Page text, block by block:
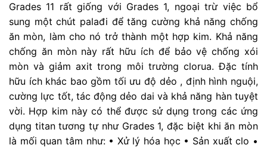
Grades 11 rất giống với Grades 1, ngoại trừ việc bổ
sung một chút palađi để tăng cường khả năng chống
ăn mòn, làm cho nó trở thành một hợp kim. Khả năng
chống ăn mòn này rất hữu ích để bảo vệ chống xói
mòn và giảm axit trong môi trường clorua. Đặc tính
hữu ích khác bao gồm tối ưu độ dẻo , định hình nguội,
cường lực tốt, tác động dẻo dai và khả năng hàn tuyệt
vời. Hợp kim này có thể được sử dụng trong các ứng
dụng titan tương tự như Grades 1, đặc biệt khi ăn mòn
là mối quan tâm như: • Xử lý hóa học • Sản xuất clo •